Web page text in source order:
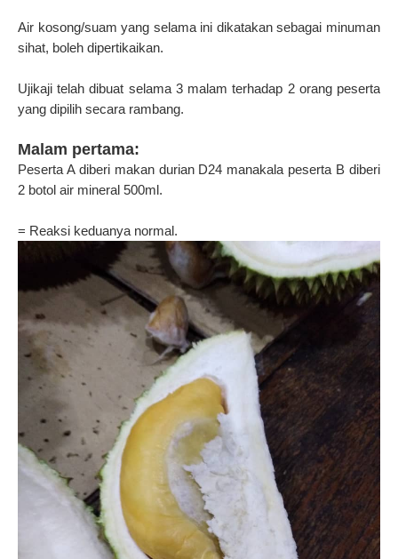
Air kosong/suam yang selama ini dikatakan sebagai minuman
sihat, boleh dipertikaikan.
Ujikaji telah dibuat selama 3 malam terhadap 2 orang peserta
yang dipilih secara rambang.
Malam pertama:
Peserta A diberi makan durian D24 manakala peserta B diberi
2 botol air mineral 500ml.
= Reaksi keduanya normal.